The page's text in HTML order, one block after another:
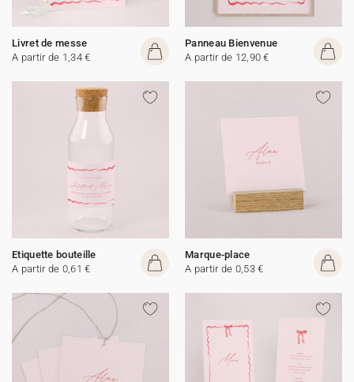
Livret de messe
A partir de 1,34 €
Panneau Bienvenue
A partir de 12,90 €
Etiquette bouteille
A partir de 0,61 €
Marque-place
A partir de 0,53 €